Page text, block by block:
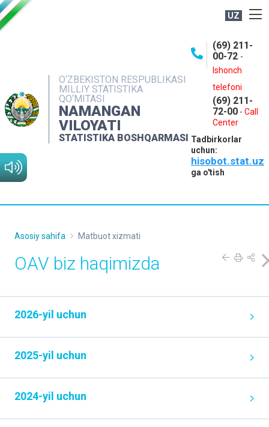
UZ
O‘ZBEKISTON RESPUBLIKASI
MILLIY STATISTIKA
QO‘MITASI
NAMANGAN
VILOYATI
STATISTIKA BOSHQARMASI
(69) 211-
00-72 -
Ishonch
telefoni
(69) 211-
72-00 - Call
Center
Tadbirkorlar
uchun:
hisobot.stat.uz
ga o'tish
NASHRLAR
INTERAKTIV XIZMATLAR
MATBUOT XIZMATI
MUROJAATLAR
Asosiy sahifa Matbuot xizmati
OAV biz haqimizda
2026-yil uchun
2025-yil uchun
2024-yil uchun